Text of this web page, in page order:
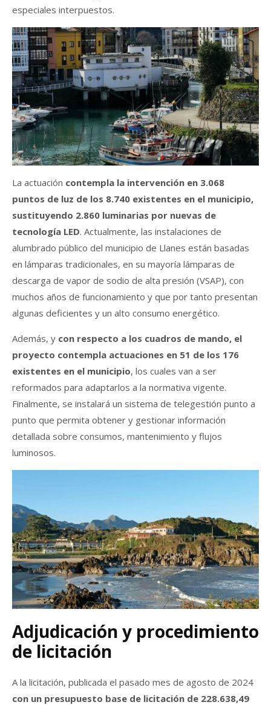
especiales interpuestos.
La actuación contempla la intervención en 3.068
puntos de luz de los 8.740 existentes en el municipio,
sustituyendo 2.860 luminarias por nuevas de
tecnología LED. Actualmente, las instalaciones de
alumbrado público del municipio de Llanes están basadas
en lámparas tradicionales, en su mayoría lámparas de
descarga de vapor de sodio de alta presión (VSAP), con
muchos años de funcionamiento y que por tanto presentan
algunas deficientes y un alto consumo energético.
Además, y con respecto a los cuadros de mando, el
proyecto contempla actuaciones en 51 de los 176
existentes en el municipio, los cuales van a ser
reformados para adaptarlos a la normativa vigente.
Finalmente, se instalará un sistema de telegestión punto a
punto que permita obtener y gestionar información
detallada sobre consumos, mantenimiento y flujos
luminosos.
Adjudicación y procedimiento
de licitación
A la licitación, publicada el pasado mes de agosto de 2024
con un presupuesto base de licitación de 228.638,49